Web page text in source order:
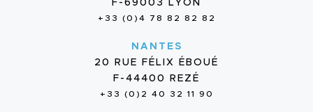
F-69003 LYON
+33 (0)4 78 82 82 82
NANTES
20 RUE FÉLIX ÉBOUÉ
F-44400 REZÉ
+33 (0)2 40 32 11 90